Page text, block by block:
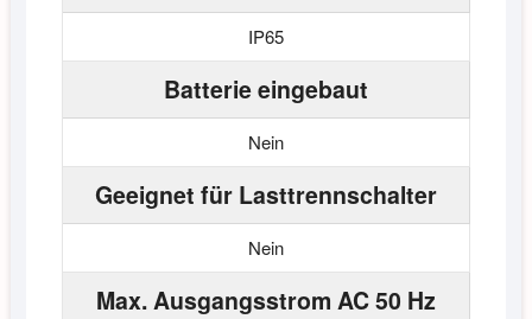
IP65
Batterie eingebaut
Nein
Geeignet für Lasttrennschalter
Nein
Max. Ausgangsstrom AC 50 Hz